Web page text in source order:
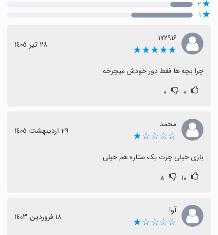
۲
۱
۱۷۲۹۱۶
★★★★★ ٢٨ تیر ١٤٠٥
چرا بچه ها فقط دور خودش میچرخه
۰ ۰
محمد
☆☆☆☆★ ٢٩ اردیبهشت ١٤٠٥
بازی خیلی چرت یک ستاره هم خیلی
۱۰ ۸
آوا
☆☆☆☆★ ١٨ فروردین ١٤٠٣